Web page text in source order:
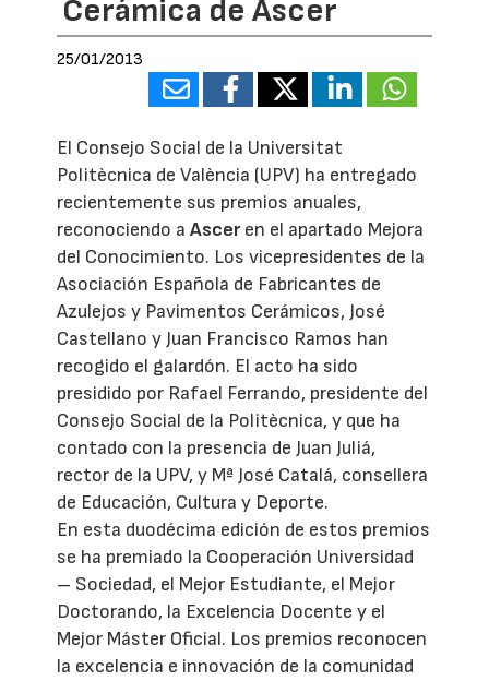
Cerámica de Ascer
25/01/2013
El Consejo Social de la Universitat
Politècnica de València (UPV) ha entregado
recientemente sus premios anuales,
reconociendo aAsceren el apartado Mejora
del Conocimiento. Los vicepresidentes de la
Asociación Española de Fabricantes de
Azulejos y Pavimentos Cerámicos, José
Castellano y Juan Francisco Ramos han
recogido el galardón. El acto ha sido
presidido por Rafael Ferrando, presidente del
Consejo Social de la Politècnica, y que ha
contado con la presencia de Juan Juliá,
rector de la UPV, y Mª José Catalá, consellera
de Educación, Cultura y Deporte.
En esta duodécima edición de estos premios
se ha premiado la Cooperación Universidad
– Sociedad, el Mejor Estudiante, el Mejor
Doctorando, la Excelencia Docente y el
Mejor Máster Oficial. Los premios reconocen
la excelencia e innovación de la comunidad